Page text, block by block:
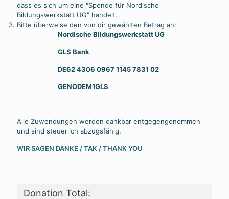
dass es sich um eine "Spende für Nordische
Bildungswerkstatt UG" handelt.
Bitte überweise den von dir gewählten Betrag an:
Nordische Bildungswerkstatt UG
GLS Bank
DE62 4306 09671145 7831 02
GENODEM1GLS
Alle Zuwendungen werden dankbar entgegengenommen
und sind steuerlich abzugsfähig.
WIR SAGEN DANKE / TAK / THANK YOU
Donation Total: